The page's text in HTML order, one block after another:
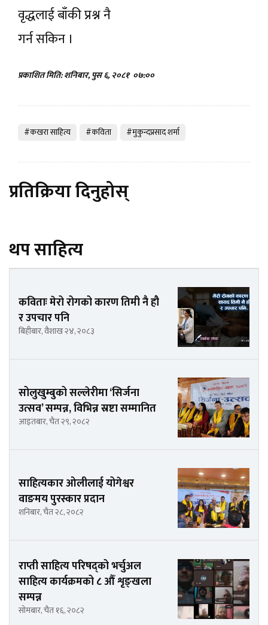
वृद्धलाई बाँकी प्रश्न नै
गर्न सकिन ।
प्रकाशित मिति: शनिबार, पुस ६, २०८१ ०७:००
#कखरा साहित्य #कविता #मुकुन्दप्रसाद शर्मा
प्रतिक्रिया दिनुहोस्
थप साहित्य
कविताः मेरो रोगको कारण तिमी नै हौ
र उपचार पनि
बिहीबार, वैशाख २४, २०८३
सोलुखुम्बुको सल्लेरीमा ‘सिर्जना
उत्सव’ सम्पन्न, विभिन्न स्रष्टा सम्मानित
आइतबार, चैत २९, २०८२
साहित्यकार ओलीलाई योगेश्वर
वाङमय पुरस्कार प्रदान
शनिबार, चैत २८, २०८२
राप्ती साहित्य परिषद्को भर्चुअल
साहित्य कार्यक्रमको ८ औँ शृङ्खला
सम्पन्न
सोमबार, चैत १६, २०८२